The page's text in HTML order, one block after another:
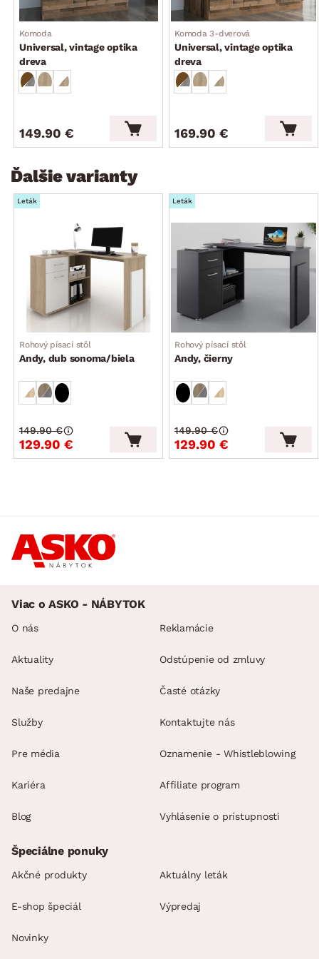
český výrobok
dodávané bez úložných boxov, šanónov a vyobrazených
doplnkových predmetov
dodávané v demonte
Komoda
Universal, vintage optika
dreva
149.90 €
Komoda 3-dverová
Universal, vintage optika
dreva
169.90 €
Ďalšie varianty
Leták
Rohový písací stôl
Andy, dub sonoma/biela
129.90 €
149.90 €
Leták
Rohový písací stôl
Andy, čierny
129.90 €
149.90 €
Viac o ASKO - NÁBYTOK
O nás
Aktuality
Naše predajne
Služby
Pre média
Kariéra
Blog
Reklamácie
Odstúpenie od zmluvy
Časté otázky
Kontaktujte nás
Oznamenie - Whistleblowing
Affiliate program
Vyhlásenie o prístupnosti
Špeciálne ponuky
Akčné produkty Aktuálny leták
E-shop špeciál Výpredaj
Novinky